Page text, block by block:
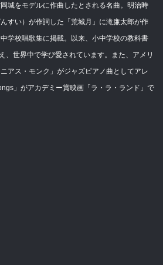
城をモデルに作曲したとされる名曲。明治時
すい）が作詞した「荒城月」に滝廉太郎が作
学校唱歌集に掲載。以来、小中学校の教科書
、世界中で学び愛されています。また、アメリ
アス・モンク」がジャズピアノ曲としてアレ
」がアカデミー賞映画「ラ・ラ・ランド」で